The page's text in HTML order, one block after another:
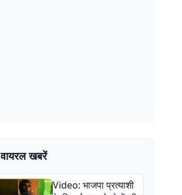
वायरल खबरें
Video: भाजपा प्रत्याशी